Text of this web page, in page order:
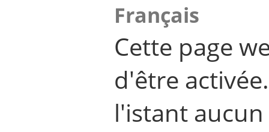
Français
Cette page
d'être
l'istant